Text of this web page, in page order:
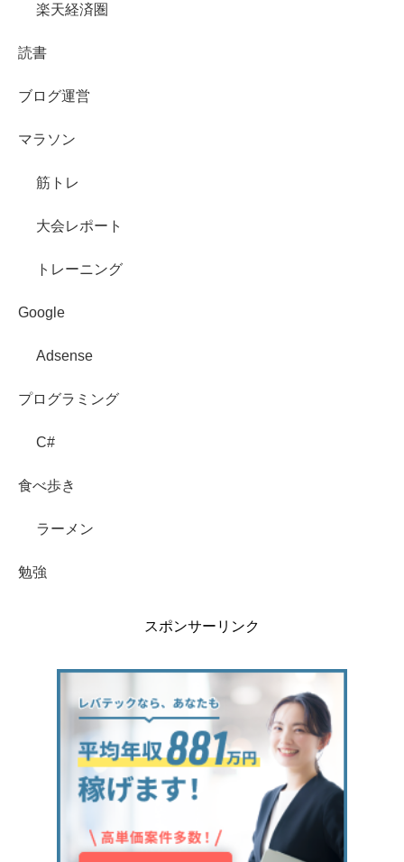
楽天経済圏
読書
ブログ運営
マラソン
筋トレ
大会レポート
トレーニング
Google
Adsense
プログラミング
C#
食べ歩き
ラーメン
勉強
スポンサーリンク